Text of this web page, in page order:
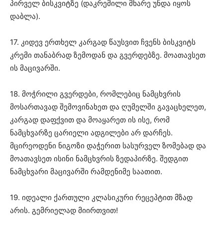
პირველ ბისკვიტზე (დაკრემილი მხარე უნდა იყოს
დაბლა).
17. კიდევ ერთხელ კარგად წაუსვით ჩვენს ბისკვიტს
კრემი თანაბრად ზემოდან და გვერდებზე. მოათავსეთ
ის მაცივარში.
18. მოჭრილი გვერდები, რომლებიც ნამცხვრის
მოსართავად შემოვინახეთ და ღუმელში გავაცხელეთ,
კარგად დაფქვით და მოაყარეთ ის ისე, რომ
ნამცხვარზე ცარიელი ადგილები არ დარჩეს.
მცირეოდენი ნიგოზი დაჭერით სასურველ ზომებად და
მოათავსეთ ისინი ნამცხვრის ზედაპირზე. შედგით
ნამცხვარი მაცივარში რამდენიმე საათით.
19. იდეალი ქართული კლასიკური რეცეპტით მზად
არის. გემრიელად მიირთვით!